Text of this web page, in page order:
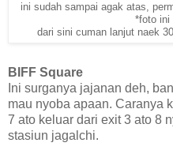
ini sudah sampai agak atas,
*foto ini
dari sini cuman lanjut naek
BIFF Square
Ini surganya jajanan deh,
mau nyoba apaan. Caranya
7 ato keluar dari exit 3 ato 8
stasiun jagalchi.